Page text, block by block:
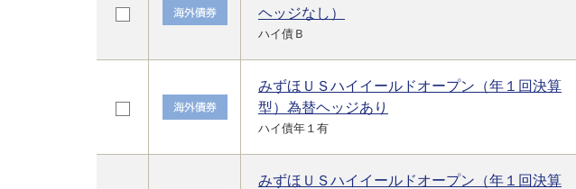
ヘッジなし）
ハイ債Ｂ
みずほＵＳハイイールドオープン（年１回決算
型）為替ヘッジあり
ハイ債年１有
みずほＵＳハイイールドオープン（年１回決算